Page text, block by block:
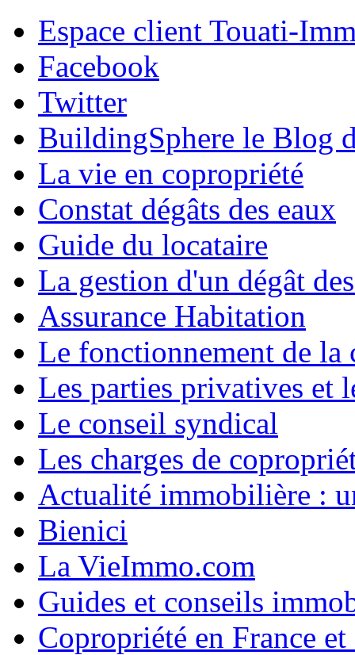
Espace client Touati-
Facebook
Twitter
BuildingSphere le Blog
La vie en copropriété
Constat dégâts des eaux
Guide du locataire
La gestion d'un dégât
Assurance Habitation
Le fonctionnement de la
Les parties privatives et
Le conseil syndical
Les charges de
Actualité immobilière :
Bienici
La VieImmo.com
Guides et conseils
Copropriété en France